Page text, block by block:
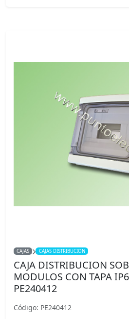
CAJAS CAJAS DISTRIBUCION
CAJA DISTRIBUCION
MODULOS CON TAPA
PE240412
Código: PE240412